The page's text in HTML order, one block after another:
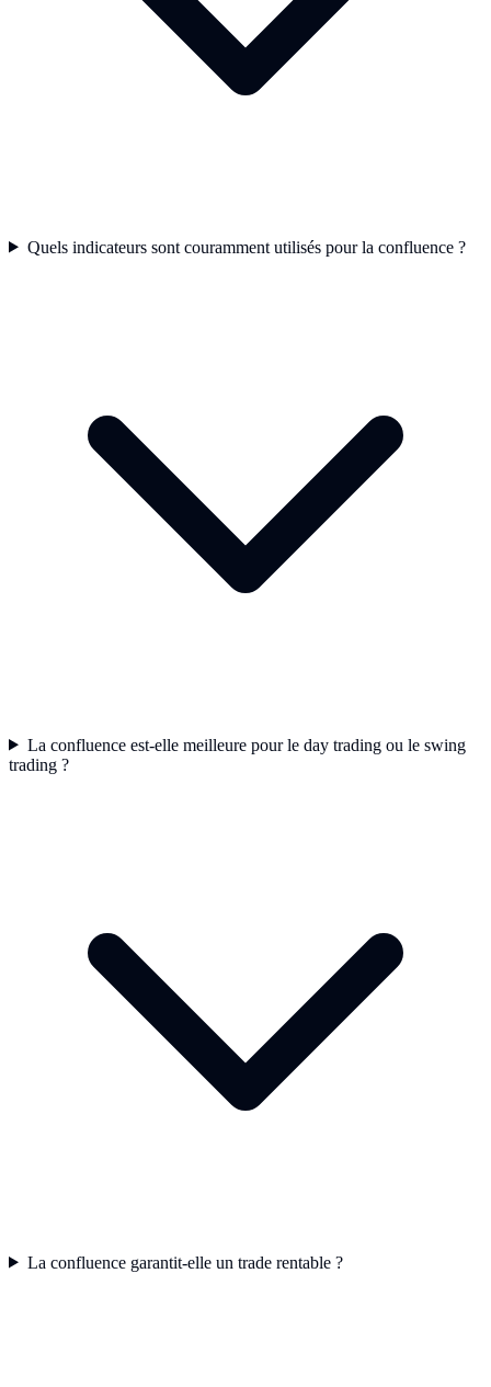
Quels indicateurs sont couramment utilisés pour la confluence ?
La confluence est-elle meilleure pour le day trading ou le swing
trading ?
La confluence garantit-elle un trade rentable ?